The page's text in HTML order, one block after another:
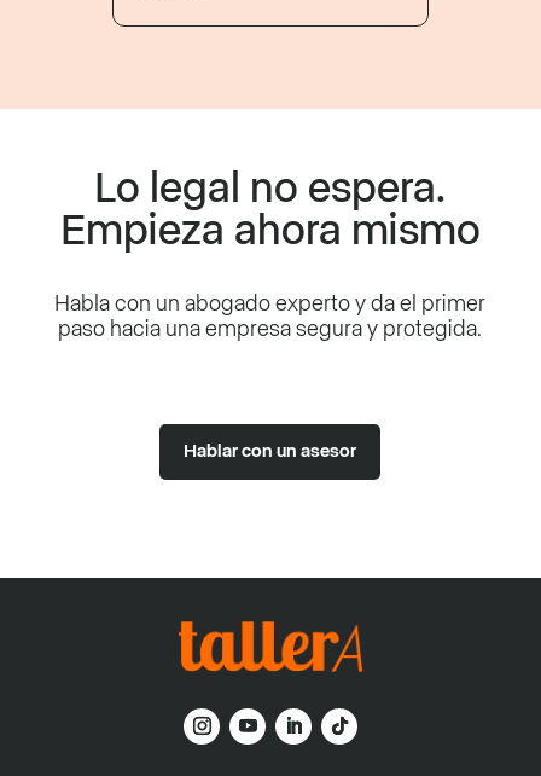
Lo legal no espera.
Empieza ahora mismo
Habla con un abogado experto y da el primer
paso hacia una empresa segura y protegida.
Hablar con un asesor